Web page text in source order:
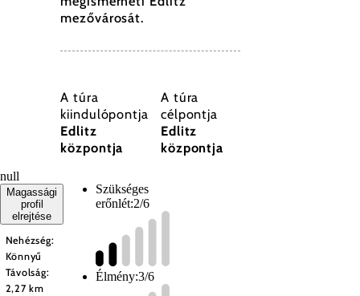
mezővárosát.
A túra
kiindulópontja
Edlitz
központja
A túra
célpontja
Edlitz
központja
null
Magassági
profil
elrejtése
Nehézség:
Könnyű
Távolság:
2,27 km
Szükséges
erőnlét:2/6
Élmény:3/6